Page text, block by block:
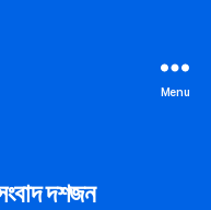
Menu
দশজন